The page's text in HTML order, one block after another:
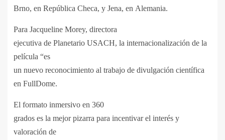
Brno, en República Checa, y Jena, en Alemania.
Para Jacqueline Morey, directora
ejecutiva de Planetario USACH, la internacionalización de la
película “es
un nuevo reconocimiento al trabajo de divulgación científica
en FullDome.
El formato inmersivo en 360
grados es la mejor pizarra para incentivar el interés y
valoración de